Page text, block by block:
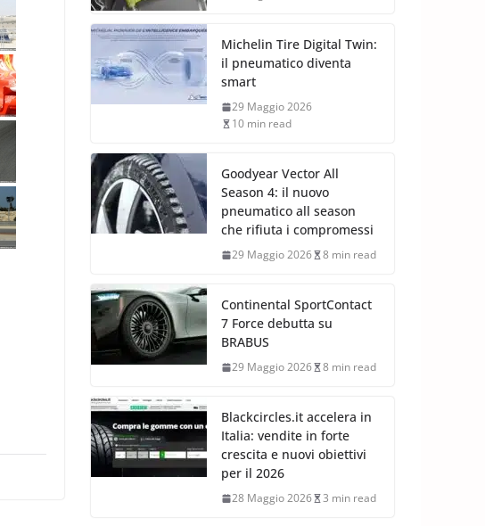
Michelin Tire Digital Twin:
il pneumatico diventa
smart
29 Maggio 2026
10 min read
Goodyear Vector All
Season 4: il nuovo
pneumatico all season
che rifiuta i compromessi
29 Maggio 2026 8 min read
Continental SportContact
7 Force debutta su
BRABUS
29 Maggio 2026 8 min read
Blackcircles.it accelera in
Italia: vendite in forte
crescita e nuovi obiettivi
per il 2026
28 Maggio 2026 3 min read